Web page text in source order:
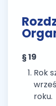
§ 19
Rok
roku.